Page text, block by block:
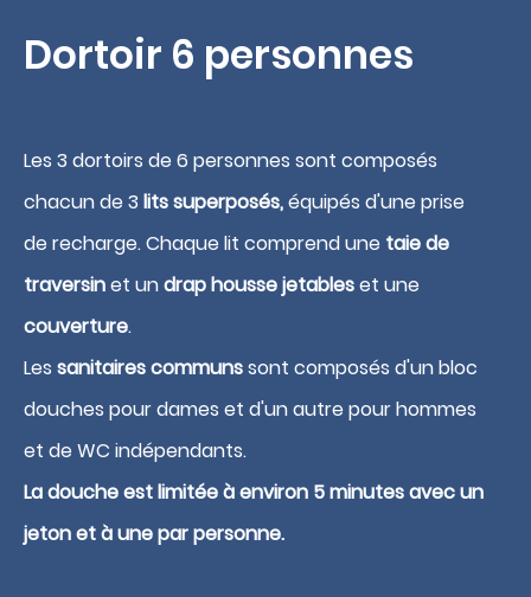
Dortoir 6 personnes
Les 3 dortoirs de 6 personnes sont composés
chacun de 3 lits superposés,équipés d'une prise
de recharge. Chaque lit comprend une taie de
traversinet undrap housse jetableset une
couverture.
Les sanitaires communssont composés d'un bloc
douches pour dames et d'un autre pour hommes
et de WC indépendants.
La douche est limitée à environ 5 minutes avec un
jeton et à une par personne.